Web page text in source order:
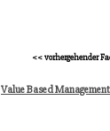
<< vorhergehender
Value Based